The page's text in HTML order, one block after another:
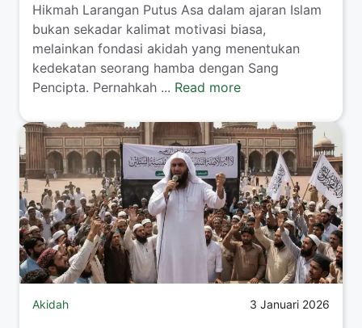
Hikmah Larangan Putus Asa dalam ajaran Islam
bukan sekadar kalimat motivasi biasa,
melainkan fondasi akidah yang menentukan
kedekatan seorang hamba dengan Sang
Pencipta. Pernahkah ... Read more
Akidah 3 Januari 2026